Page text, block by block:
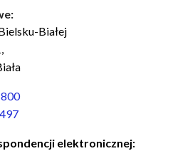
Białej
elektronicznej: